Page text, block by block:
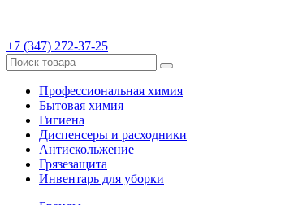
+7 (347) 272-37-25
Профессиональная химия
Бытовая химия
Гигиена
Диспенсеры и расходники
Антискольжение
Грязезащита
Инвентарь для уборки